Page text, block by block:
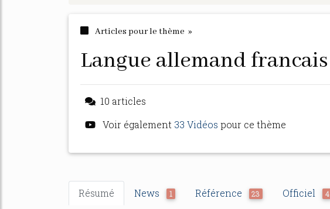
Articles pour le thème »
langue allemand francais
10 articles
Voir également 33 Vidéos pour ce thème
Résumé News 1 Référence 23 Officiel 4